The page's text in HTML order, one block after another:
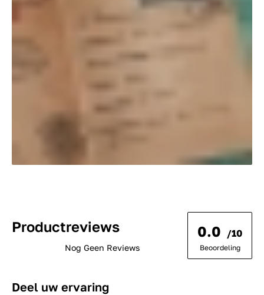
Productreviews
Nog Geen Reviews
0.0 /10
Beoordeling
Deel uw ervaring